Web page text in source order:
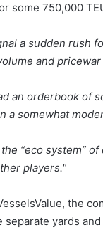
some 750,000
a sudden rush
and
an orderbook of
a somewhat
“eco system”
players.“
the
yards